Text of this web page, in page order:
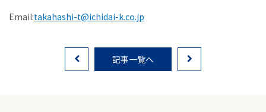
0258-34-2221
Email:takahashi-t@ichidai-k.co.jp
記事一覧へ